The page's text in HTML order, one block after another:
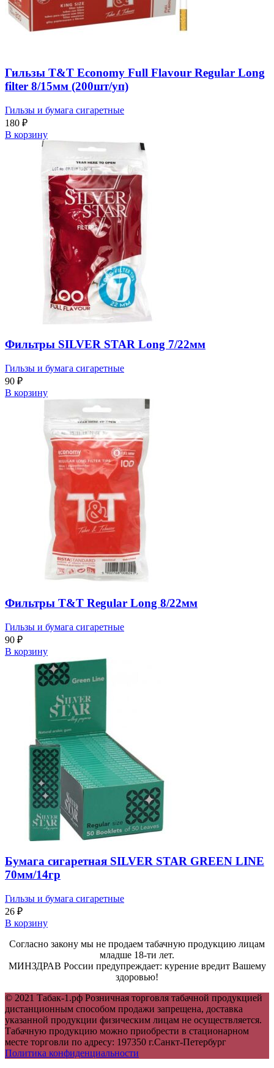
Гильзы T&T Economy Full Flavour Regular Long
filter 8/15мм (200шт/уп)
Гильзы и бумага сигаретные
180 ₽
В корзину
Фильтры SILVER STAR Long 7/22мм
Гильзы и бумага сигаретные
90 ₽
В корзину
Фильтры T&T Regular Long 8/22мм
Гильзы и бумага сигаретные
90 ₽
В корзину
Бумага сигаретная SILVER STAR GREEN LINE
70мм/14гр
Гильзы и бумага сигаретные
26 ₽
В корзину
Согласно закону мы не продаем табачную продукцию лицам
младше 18-ти лет.
МИНЗДРАВ России предупреждает: курение вредит Вашему
здоровью!
© 2021 Табак-1.рф Розничная торговля табачной продукцией
дистанционным способом продажи запрещена, доставка
указанной продукции физическим лицам не осуществляется.
Табачную продукцию можно приобрести в стационарном
месте торговли по адресу: 197350 г.Санкт-Петербург
Политика конфиденциальности